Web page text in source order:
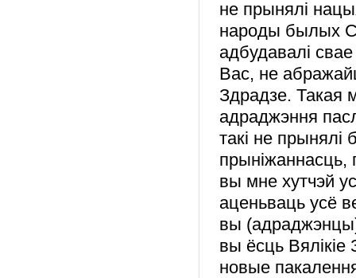
не прынялі
народы былых
адбудавалі
Вас, не
Здрадзе. Такая
адраджэння
такі не прынялі
прыніжаннасць,
вы мне хутчэй
аценьваць усё
вы
вы ёсць Вялікіе
новые